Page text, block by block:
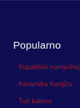
Popularno
Kupatilski namještaj
Keramika Kanjiža
Tuš kabine